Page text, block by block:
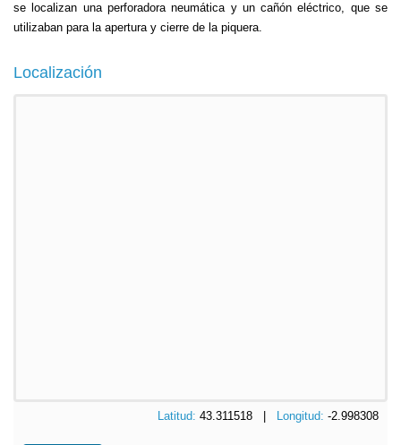
se localizan una perforadora neumática y un cañón eléctrico, que se
utilizaban para la apertura y cierre de la piquera.
Localización
Latitud: 43.311518 | Longitud: -2.998308